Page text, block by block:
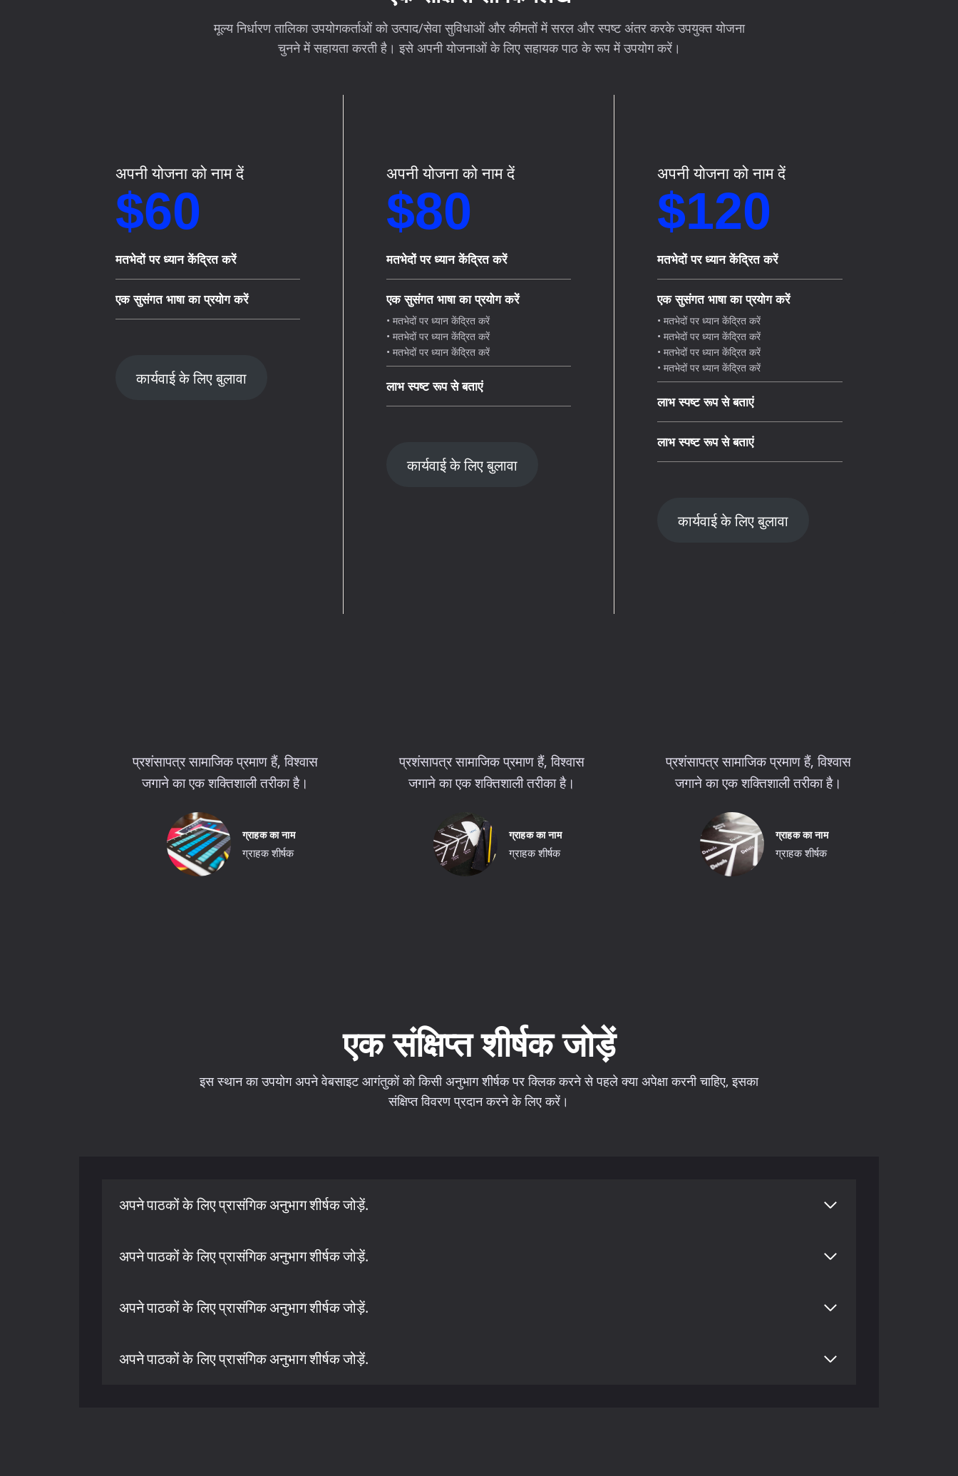
मूल्य निर्धारण तालिका उपयोगकर्ताओं को उत्पाद/सेवा सुविधाओं और कीमतों में सरल और स्पष्ट अंतर करके उपयुक्त योजना
चुनने में सहायता करती है। इसे अपनी योजनाओं के लिए सहायक पाठ के रूप में उपयोग करें।
अपनी योजना को नाम दें
$60​
मतभेदों पर ध्यान केंद्रित करें
एक सुसंगत भाषा का प्रयोग करें
कार्यवाई के लिए बुलावा
अपनी योजना को नाम दें
$80​
मतभेदों पर ध्यान केंद्रित करें
एक सुसंगत भाषा का प्रयोग करें
• मतभेदों पर ध्यान केंद्रित करें
• मतभेदों पर ध्यान केंद्रित करें
• मतभेदों पर ध्यान केंद्रित करें
लाभ स्पष्ट रूप से बताएं
कार्यवाई के लिए बुलावा
अपनी योजना को नाम दें
$120
मतभेदों पर ध्यान केंद्रित करें
एक सुसंगत भाषा का प्रयोग करें
• मतभेदों पर ध्यान केंद्रित करें
• मतभेदों पर ध्यान केंद्रित करें
• मतभेदों पर ध्यान केंद्रित करें
• मतभेदों पर ध्यान केंद्रित करें
लाभ स्पष्ट रूप से बताएं
लाभ स्पष्ट रूप से बताएं
कार्यवाई के लिए बुलावा
प्रशंसापत्र सामाजिक प्रमाण हैं, विश्वास
जगाने का एक शक्तिशाली तरीका है।
ग्राहक का नाम
ग्राहक शीर्षक
प्रशंसापत्र सामाजिक प्रमाण हैं, विश्वास
जगाने का एक शक्तिशाली तरीका है।
ग्राहक का नाम
ग्राहक शीर्षक
प्रशंसापत्र सामाजिक प्रमाण हैं, विश्वास
जगाने का एक शक्तिशाली तरीका है।
ग्राहक का नाम
ग्राहक शीर्षक
एक संक्षिप्त शीर्षक जोड़ें
इस स्थान का उपयोग अपने वेबसाइट आगंतुकों को किसी अनुभाग शीर्षक पर क्लिक करने से पहले क्या अपेक्षा करनी चाहिए, इसका
संक्षिप्त विवरण प्रदान करने के लिए करें।
अपने पाठकों के लिए प्रासंगिक अनुभाग शीर्षक जोड़ें.
अपने पाठकों के लिए प्रासंगिक अनुभाग शीर्षक जोड़ें.
अपने पाठकों के लिए प्रासंगिक अनुभाग शीर्षक जोड़ें.
अपने पाठकों के लिए प्रासंगिक अनुभाग शीर्षक जोड़ें.